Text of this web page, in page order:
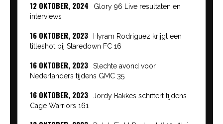
12 OKTOBER, 2024
Glory 96 Live resultaten en
interviews
16 OKTOBER, 2023
Hyram Rodriguez krijgt een
titleshot bij Staredown FC 16
16 OKTOBER, 2023
Slechte avond voor
Nederlanders tijdens GMC 35
16 OKTOBER, 2023
Jordy Bakkes schittert tijdens
Cage Warriors 161